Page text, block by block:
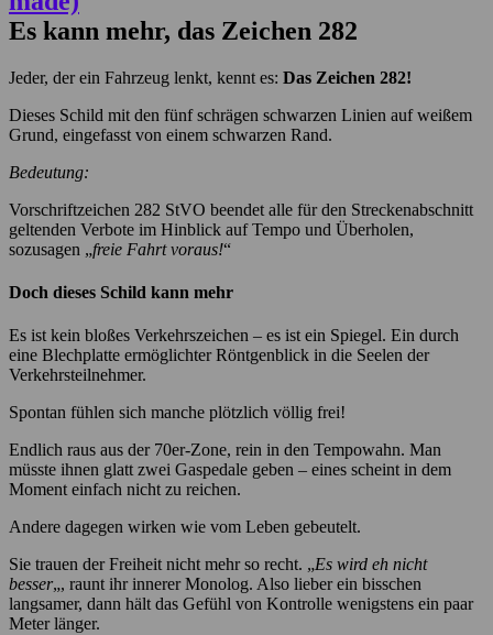
Es kann mehr, das Zeichen 282
Jeder, der ein Fahrzeug lenkt, kennt es: Das Zeichen 282!
Dieses Schild mit den fünf schrägen schwarzen Linien auf weißem
Grund, eingefasst von einem schwarzen Rand.
Bedeutung:
Vorschriftzeichen 282 StVO beendet alle für den Streckenabschnitt
geltenden Verbote im Hinblick auf Tempo und Überholen,
sozusagen „freie Fahrt voraus!“
Doch dieses Schild kann mehr
Es ist kein bloßes Verkehrszeichen – es ist ein Spiegel. Ein durch
eine Blechplatte ermöglichter Röntgenblick in die Seelen der
Verkehrsteilnehmer.
Spontan fühlen sich manche plötzlich völlig frei!
Endlich raus aus der 70er-Zone, rein in den Tempowahn. Man
müsste ihnen glatt zwei Gaspedale geben – eines scheint in dem
Moment einfach nicht zu reichen.
Andere dagegen wirken wie vom Leben gebeutelt.
Sie trauen der Freiheit nicht mehr so recht. „Es wird eh nicht
besser„, raunt ihr innerer Monolog. Also lieber ein bisschen
langsamer, dann hält das Gefühl von Kontrolle wenigstens ein paar
Meter länger.